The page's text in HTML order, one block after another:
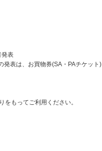
発表
発表は、お買物券(SA・PAチケット)
もってご利用ください。